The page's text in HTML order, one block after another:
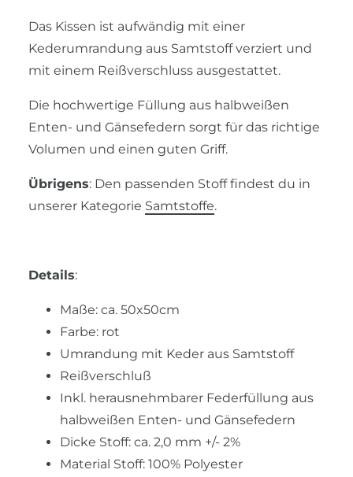
Das Kissen ist aufwändig mit einer
Kederumrandung aus Samtstoff verziert und
mit einem Reißverschluss ausgestattet.
Die hochwertige Füllung aus halbweißen
Enten- und Gänsefedern sorgt für das richtige
Volumen und einen guten Griff.
Übrigens: Den passenden Stoff findest du in
unserer Kategorie Samtstoffe.
Details:
Maße: ca. 50x50cm
Farbe: rot
Umrandung mit Keder aus Samtstoff
Reißverschluß
Inkl. herausnehmbarer Federfüllung aus
halbweißen Enten- und Gänsefedern
Dicke Stoff: ca. 2,0 mm +/- 2%
Material Stoff: 100% Polyester